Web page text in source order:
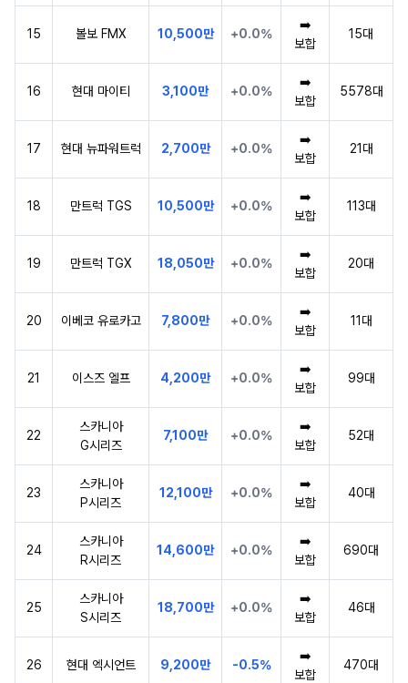
15 볼보 FMX 10,500만 +0.0%
➡️
보합
15대
16 현대 마이티 3,100만 +0.0%
➡️
보합
5578대
17 현대 뉴파워트럭 2,700만 +0.0%
➡️
보합
21대
18 만트럭 TGS 10,500만 +0.0%
➡️
보합
113대
19 만트럭 TGX 18,050만 +0.0%
➡️
보합
20대
20 이베코 유로카고 7,800만 +0.0%
➡️
보합
11대
21 이스즈 엘프 4,200만 +0.0%
➡️
보합
99대
22
스카니아
G시리즈
7,100만 +0.0%
➡️
보합
52대
23
스카니아
P시리즈
12,100만 +0.0%
➡️
보합
40대
24
스카니아
R시리즈
14,600만 +0.0%
➡️
보합
690대
25
스카니아
S시리즈
18,700만 +0.0%
➡️
보합
46대
26 현대 엑시언트 9,200만 -0.5%
➡️
보합
470대